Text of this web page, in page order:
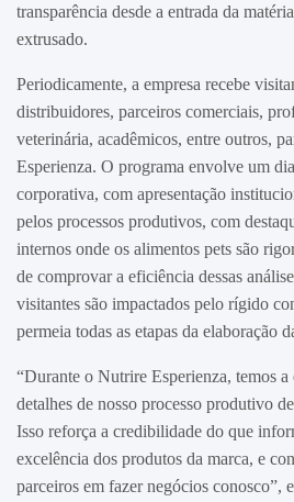
transparência desde a entrada da
extrusado.
Periodicamente, a empresa recebe
distribuidores, parceiros comerciais,
veterinária, acadêmicos, entre outros,
Esperienza. O programa envolve um
corporativa, com apresentação
pelos processos produtivos, com
internos onde os alimentos pets são
de comprovar a eficiência dessas
visitantes são impactados pelo rígido
permeia todas as etapas da elaboração
“Durante o Nutrire Esperienza, temos
detalhes de nosso processo produtivo
Isso reforça a credibilidade do que
excelência dos produtos da marca, e
parceiros em fazer negócios conosco”,